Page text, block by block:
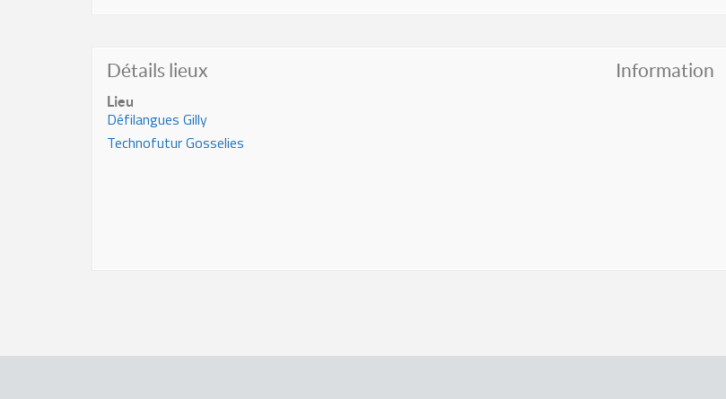
Détails lieux
Lieu
Défilangues Gilly
Technofutur Gosselies
Information